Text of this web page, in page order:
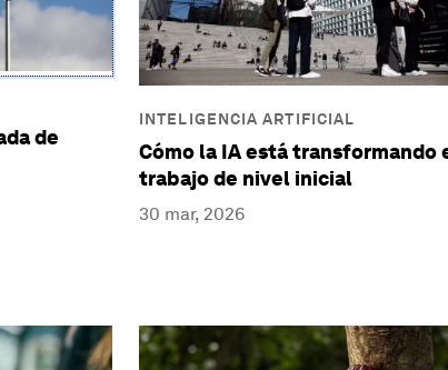
de
INTELIGENCIA ARTIFICIAL
Cómo la IA está transformando
trabajo de nivel inicial
30 mar, 2026